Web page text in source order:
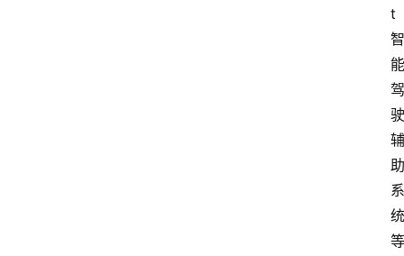
t
智
能
驾
驶
辅
助
系
统
等